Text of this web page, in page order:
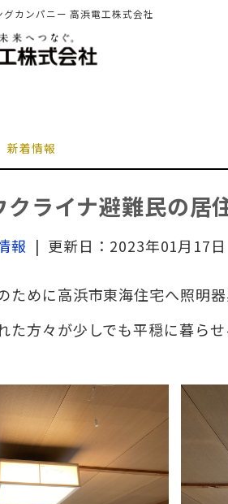
カンパニー 高浜電工株式会社
新着情報
ライナ避難民の居
報 | 更新日：2023年01月17日
ために高浜市東海住宅へ照明器
た方々が少しでも平穏に暮ら